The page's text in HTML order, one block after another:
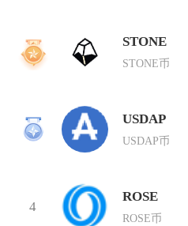
2
STONE
STONE币
3
USDAP
USDAP币
4
ROSE
ROSE币